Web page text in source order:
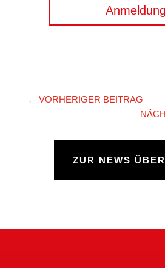
Anmeldung
← VORHERIGER BEITRAG
ZUR NEWS